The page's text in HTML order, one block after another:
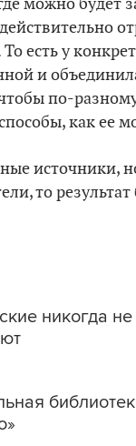
есть у
и
по-
как ее
источники,
то
никогда